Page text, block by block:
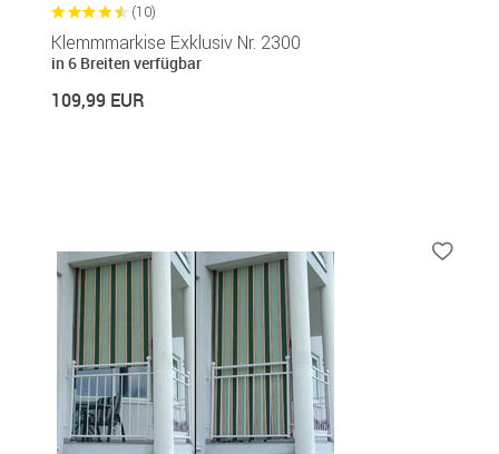
(10)
Klemmmarkise Exklusiv Nr. 2300
in 6 Breiten verfügbar
109,99 EUR